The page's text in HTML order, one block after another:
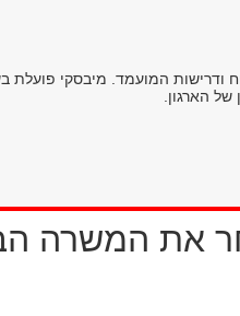
ודרישות המועמד. מיבסקי פועלת
את המשרה